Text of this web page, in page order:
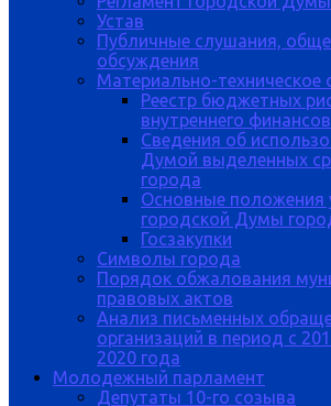
Устав
Публичные слушания,
обсуждения
Материально-техническое
Реестр бюджетных
внутреннего
Сведения об
Думой выделенных
города
Основные положения
городской Думы
Госзакупки
Символы города
Порядок обжалования
правовых актов
Анализ письменных
организаций в период с
2020 года
Молодежный парламент
Депутаты 10-го созыва